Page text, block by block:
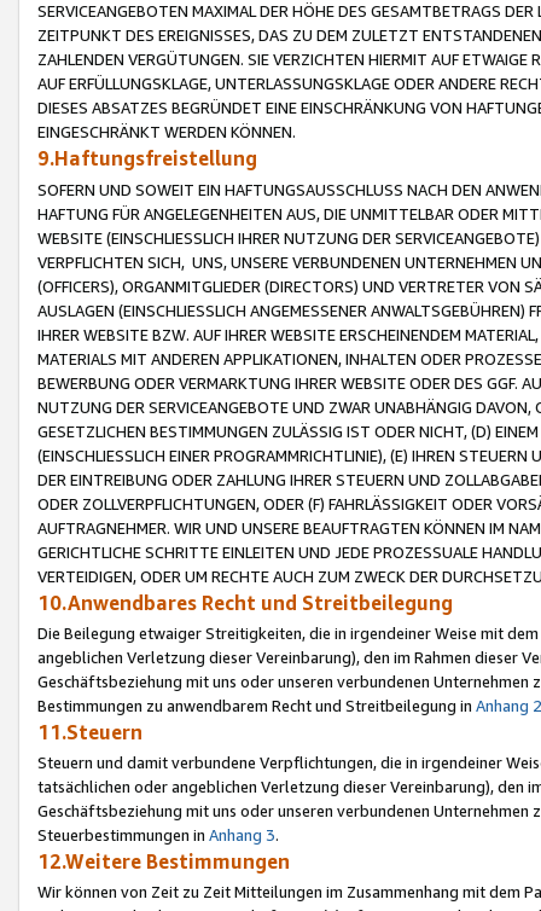
SERVICEANGEBOTEN MAXIMAL DER HÖHE DES GESAMTBETRAGS
ZEITPUNKT DES EREIGNISSES, DAS ZU DEM ZULETZT
ZAHLENDEN VERGÜTUNGEN. SIE VERZICHTEN HIERMIT AUF
AUF ERFÜLLUNGSKLAGE, UNTERLASSUNGSKLAGE ODER ANDERE
DIESES ABSATZES BEGRÜNDET EINE EINSCHRÄNKUNG VON
EINGESCHRÄNKT WERDEN KÖNNEN.
9.Haftungsfreistellung
SOFERN UND SOWEIT EIN HAFTUNGSAUSSCHLUSS NACH DEN
HAFTUNG FÜR ANGELEGENHEITEN AUS, DIE UNMITTELBAR ODER
WEBSITE (EINSCHLIESSLICH IHRER NUTZUNG DER
VERPFLICHTEN SICH, UNS, UNSERE VERBUNDENEN UNTERNEHMEN
(OFFICERS), ORGANMITGLIEDER (DIRECTORS) UND VERTRETER VON
AUSLAGEN (EINSCHLIESSLICH ANGEMESSENER
IHRER WEBSITE BZW. AUF IHRER WEBSITE ERSCHEINENDEM
MATERIALS MIT ANDEREN APPLIKATIONEN, INHALTEN ODER
BEWERBUNG ODER VERMARKTUNG IHRER WEBSITE ODER DES GGF.
NUTZUNG DER SERVICEANGEBOTE UND ZWAR UNABHÄNGIG
GESETZLICHEN BESTIMMUNGEN ZULÄSSIG IST ODER NICHT, (D)
(EINSCHLIESSLICH EINER PROGRAMMRICHTLINIE), (E) IHREN
DER EINTREIBUNG ODER ZAHLUNG IHRER STEUERN UND
ODER ZOLLVERPFLICHTUNGEN, ODER (F) FAHRLÄSSIGKEIT ODER
AUFTRAGNEHMER. WIR UND UNSERE BEAUFTRAGTEN KÖNNEN IM
GERICHTLICHE SCHRITTE EINLEITEN UND JEDE PROZESSUALE
VERTEIDIGEN, ODER UM RECHTE AUCH ZUM ZWECK DER
10.Anwendbares Recht und Streitbeilegung
Die Beilegung etwaiger Streitigkeiten, die in irgendeiner Weise mit
angeblichen Verletzung dieser Vereinbarung), den im Rahmen dieser
Geschäftsbeziehung mit uns oder unseren verbundenen
Bestimmungen zu anwendbarem Recht und Streitbeilegung in Anhang 2
11.Steuern
Steuern und damit verbundene Verpflichtungen, die in irgendeiner
tatsächlichen oder angeblichen Verletzung dieser Vereinbarung), den
Geschäftsbeziehung mit uns oder unseren verbundenen
Steuerbestimmungen in Anhang 3.
12.Weitere Bestimmungen
Wir können von Zeit zu Zeit Mitteilungen im Zusammenhang mit dem